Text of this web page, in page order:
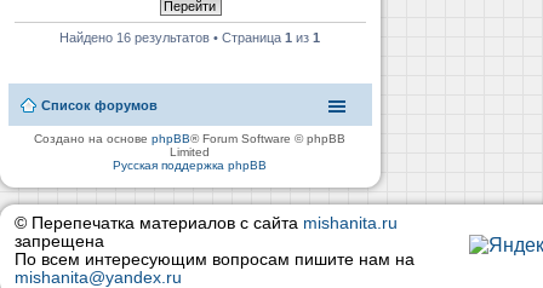
Найдено 16 результатов • Страница1 из1
Список форумов
Создано на основеphpBB® Forum Software © phpBB
Limited
Русская поддержка phpBB
© Перепечатка материалов с сайта mishanita.ru
запрещена
По всем интересующим вопросам пишите нам на
mishanita@yandex.ru